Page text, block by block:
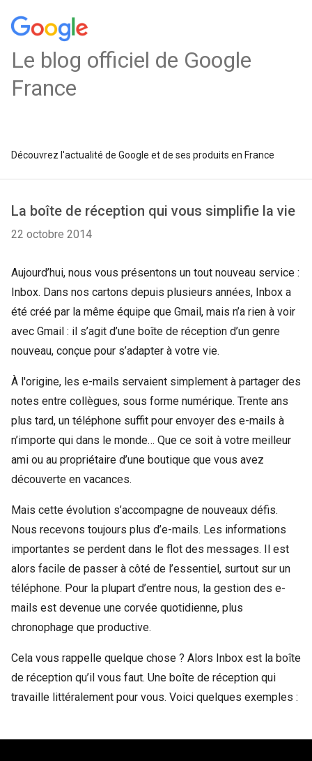
Le blog officiel de Google
France
Découvrez l'actualité de Google et de ses produits en France
La boîte de réception qui vous simplifie la vie
22 octobre 2014
Aujourd’hui, nous vous présentons un tout nouveau service :
Inbox. Dans nos cartons depuis plusieurs années, Inbox a
été créé par la même équipe que Gmail, mais n’a rien à voir
avec Gmail : il s’agit d’une boîte de réception d’un genre
nouveau, conçue pour s’adapter à votre vie.
À l'origine, les e-mails servaient simplement à partager des
notes entre collègues, sous forme numérique. Trente ans
plus tard, un téléphone suffit pour envoyer des e-mails à
n’importe qui dans le monde… Que ce soit à votre meilleur
ami ou au propriétaire d’une boutique que vous avez
découverte en vacances.
Mais cette évolution s’accompagne de nouveaux défis.
Nous recevons toujours plus d’e-mails. Les informations
importantes se perdent dans le flot des messages. Il est
alors facile de passer à côté de l’essentiel, surtout sur un
téléphone. Pour la plupart d’entre nous, la gestion des e-
mails est devenue une corvée quotidienne, plus
chronophage que productive.
Cela vous rappelle quelque chose ? Alors Inbox est la boîte
de réception qu’il vous faut. Une boîte de réception qui
travaille littéralement pour vous. Voici quelques exemples :